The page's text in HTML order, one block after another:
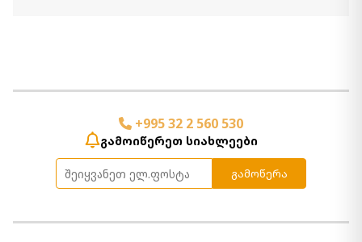
მატრასი Comfy (154x204) -
ორთოპედიული Roll pack Queen
1 200.00 ₾
900.00 ₾
Item: HTD3030
+995 32 2 560 530
გამოიწერეთ სიახლეები
გამოწერა